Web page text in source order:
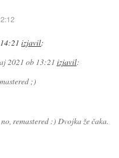
izjavil:
2021 ob 13:21 izjavil:
;)
remastered :) Dvojka že čaka.